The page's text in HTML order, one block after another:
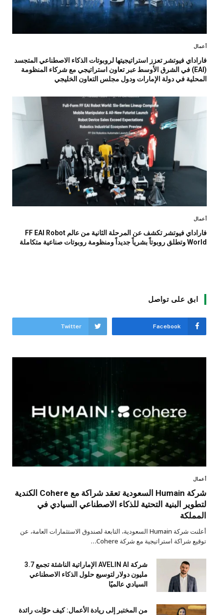
أعمال
فاراداي فيوتشر تعزز استراتيجيتها لروبوتات الذكاء الاصطناعي المتجسد
(EAI) في الشرق الأوسط عبر تعاون استراتيجي مع شركاء المنظومة
المحلية في دولة الإمارات ودول مجلس التعاون الخليجي
أعمال
فاراداي فيوتشر تكشف عن المرحلة الثانية من عالم FF EAI Robot
World وتطلق روبوتاً بشرياً جديداً ومنظومة روبوتات صناعية متكاملة
ابق على تواصل
Facebook
Twitter
أعمال
شركة Humain السعودية تعقد شراكة مع Cohere الكندية
لتطوير البنية التحتية للذكاء الاصطناعي السيادي في
المملكة
أعلنت شركة Humain السعودية، التابعة لصندوق الاستثمارات العامة، عن
توقيع شراكة استراتيجية مع شركة Cohere…
شركة AVELIN AI الإماراتية الناشئة تجمع 3.7
مليون دولار لتوسيع حلول الذكاء الاصطناعي
السيادي عالميًا
من المختبر إلى ريادة الأعمال: كيف حوّلت رائدة